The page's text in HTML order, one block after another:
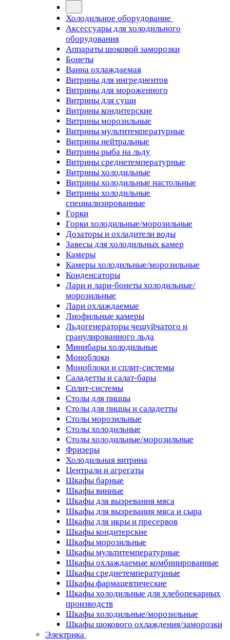
Холодильное оборудование
Аксессуары для холодильного
оборудования
Аппараты шоковой заморозки
Бонеты
Ванна охлаждаемая
Витрины для ингредиентов
Витрины для мороженного
Витрины для суши
Витрины кондитерские
Витрины морозильные
Витрины мультитемпературные
Витрины нейтральные
Витрины рыба на льду
Витрины среднетемпературные
Витрины холодильные
Витрины холодильные настольные
Витрины холодильные
специализированные
Горки
Горки холодильные/морозильные
Дозаторы и охладители воды
Завесы для холодильных камер
Камеры
Камеры холодильные/морозильные
Конденсаторы
Лари и лари-бонеты холодильные/
морозильные
Лари охлаждаемые
Лиофильные камеры
Льдогенераторы чешуйчатого и
гранулированного льда
Минибары холодильные
Моноблоки
Моноблоки и сплит-системы
Саладетты и салат-бары
Сплит-системы
Столы для пиццы
Столы для пиццы и саладетты
Столы морозильные
Столы холодильные
Столы холодильные/морозильные
Фризеры
Холодильная витрина
Централи и агрегаты
Шкафы барные
Шкафы винные
Шкафы для вызревания мяса
Шкафы для вызревания мяса и сыра
Шкафы для икры и пресервов
Шкафы кондитерские
Шкафы морозильные
Шкафы мультитемпературные
Шкафы охлаждаемые комбинированные
Шкафы среднетемпературные
Шкафы фармацевтические
Шкафы холодильные для хлебопекарных
производств
Шкафы холодильные/морозильные
Шкафы шокового охлаждения/заморозки
Электрика